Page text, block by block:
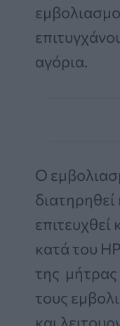
αγόρια.
Ο
κατά του
της
τους
και